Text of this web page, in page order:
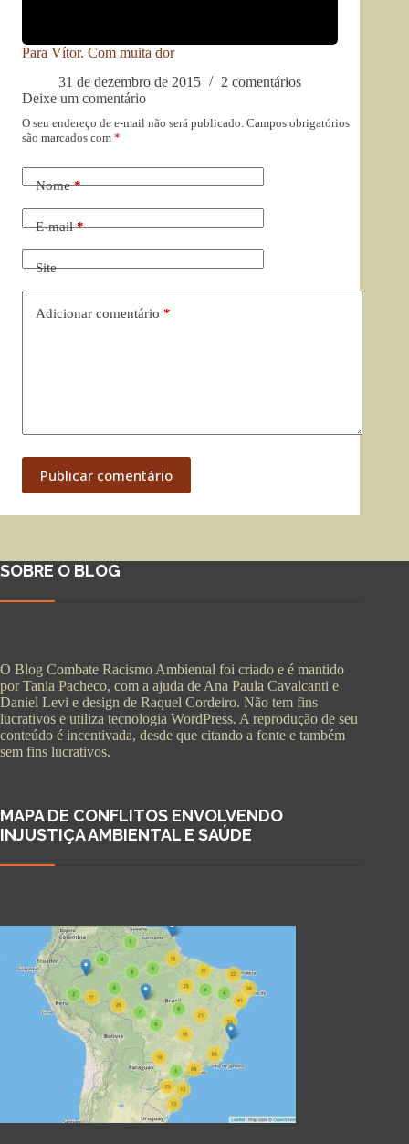
Para Vítor. Com muita dor
31 de dezembro de 2015
2 comentários
Deixe um comentário
O seu endereço de e-mail não será publicado. Campos obrigatórios
são marcados com *
Nome*
E-mail*
Site
Adicionar comentário *
Publicar comentário
SOBRE O BLOG
O Blog Combate Racismo Ambiental foi criado e é mantido
por Tania Pacheco, com a ajuda de Ana Paula Cavalcanti e
Daniel Levi e design de Raquel Cordeiro. Não tem fins
lucrativos e utiliza tecnologia WordPress. A reprodução de seu
conteúdo é incentivada, desde que citando a fonte e também
sem fins lucrativos.
MAPA DE CONFLITOS ENVOLVENDO
INJUSTIÇA AMBIENTAL E SAÚDE